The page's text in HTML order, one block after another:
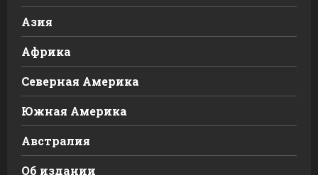
Азия
Африка
Северная Америка
Южная Америка
Австралия
Об издании